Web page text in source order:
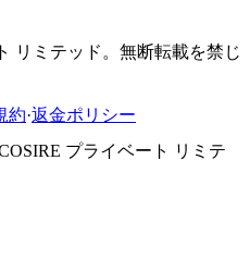
リミテッド。無断転載を禁じ
約·返金ポリシー
プライベート リミテ